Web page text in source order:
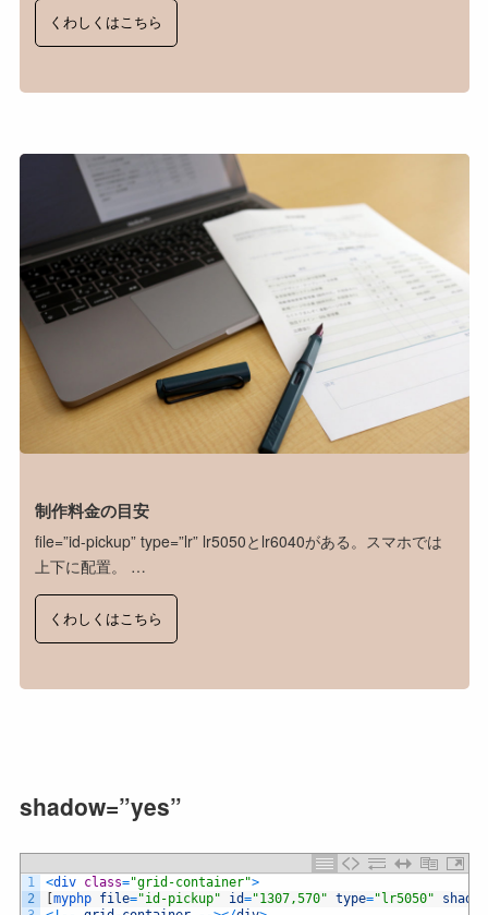
くわしくはこちら
制作料金の目安
file=”id-pickup” type=”lr” lr5050とlr6040がある。スマホでは
上下に配置。 …
くわしくはこちら
shadow=”yes”
1
2
<div class="grid-container">
[myphp file="id-pickup" id="1307,570" type="lr5050" shadow